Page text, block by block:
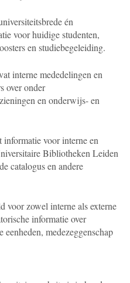
én
voor huidige studenten,
en studiebegeleiding.
interne mededelingen en
over onder
en onderwijs- en
informatie voor interne en
Bibliotheken Leiden
catalogus en andere
voor zowel interne als externe
informatie over
medezeggenschap